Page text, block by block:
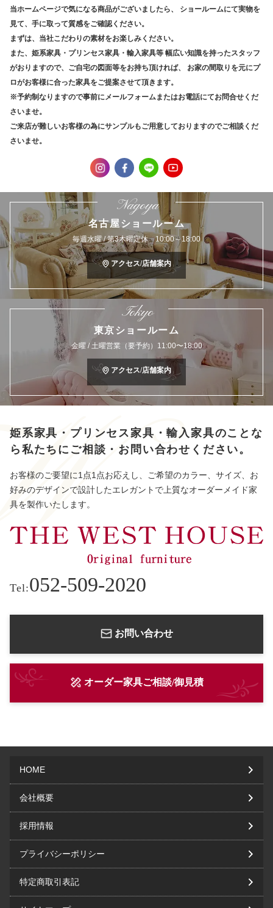
当ホームページで気になる商品がございましたら、
ショールームにて実物を
見て、手に取って質感をご確認ください。
まずは、当社こだわりの素材をお楽しみください。
また、姫系家具・プリンセス家具・輸入家具等 幅広い知識を持ったスタッフ
がおりますので、ご自宅の図面等をお持ち頂ければ、
お家の間取りを元にプ
ロがお客様に合った家具をご提案させて頂きます。
※予約制なりますので事前にメールフォームまたはお電話にてお問合せくだ
さいませ。
ご来店が難しいお客様の為にサンプルもご用意しておりますのでご相談くだ
さいませ。
Nagoya
名古屋ショールーム
毎週水曜 / 第3木曜定休 10:00～18:00
アクセス/店舗案内
Tokyo
東京ショールーム
金曜 / 土曜営業（要予約）11:00〜18:00
アクセス/店舗案内
姫系家具・プリンセス家具・輸入家具のことな
ら 私たちにご相談・お問い合わせください。
お客様のご要望に1点1点お応えし、ご希望のカラー、サイズ、お
好みのデザインで設計したエレガントで上質なオーダーメイド家
具を製作いたします。
Tel:052-509-2020
お問い合わせ
オーダー家具ご相談/御見積
HOME
会社概要
採用情報
プライバシーポリシー
特定商取引表記